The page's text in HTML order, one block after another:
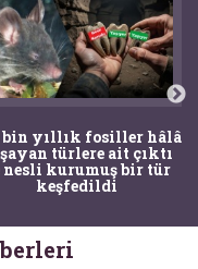
bin yıllık fosiller hâlâ
türlere ait çıktı
nesli kurumuş bir tür
keşfedildi